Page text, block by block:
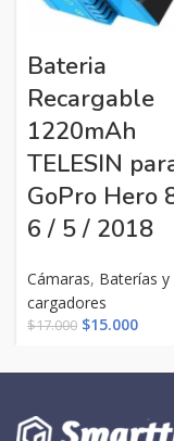
Bateria
Recargable
1220mAh
TELESIN
GoPro Hero
6 / 5 / 2018
Cámaras, Baterías y
cargadores
$17.000 El
$15.000El